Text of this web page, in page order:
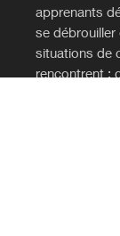
apprenants
se débrouiller
situations de
rencontrent :